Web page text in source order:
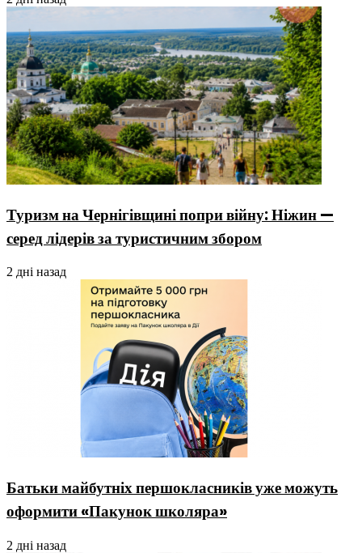
Туризм на Чернігівщині попри війну: Ніжин —
серед лідерів за туристичним збором
2 дні назад
Батьки майбутніх першокласників уже можуть
оформити «Пакунок школяра»
2 дні назад